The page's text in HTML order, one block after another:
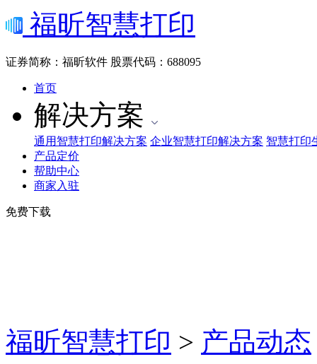
福昕智慧打印
证券简称：福昕软件 股票代码：688095
首页
解决方案
通用智慧打印解决方案 企业智慧打印解决方案 智慧打印
产品定价
帮助中心
商家入驻
免费下载
福昕智慧打印 > 产品动态